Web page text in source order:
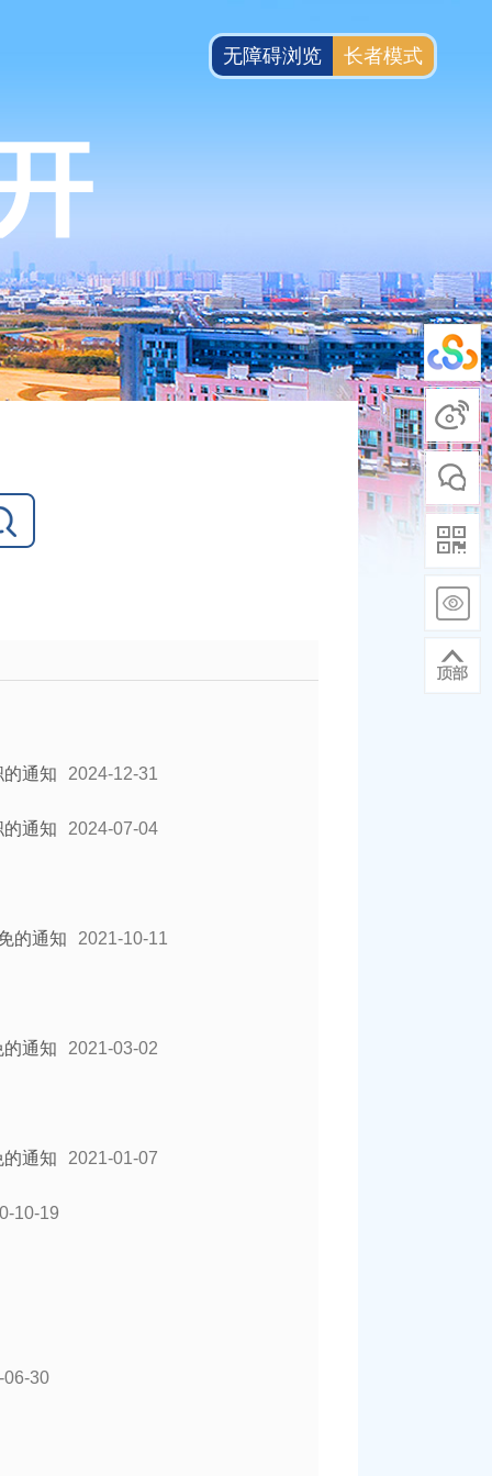
无障碍浏览 长者模式
通知 2024-12-31
通知 2024-07-04
的通知 2021-10-11
通知 2021-03-02
通知 2021-01-07
10-19
06-30